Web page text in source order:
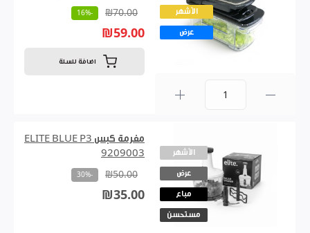
الأشهر
عرض
₪70.00
-16%
₪59.00
اضافة للسلة
الأشهر
عرض
مباع
مستحسن
مفرمة كبس ELITE BLUE P3
9209003
₪50.00
-30%
₪35.00